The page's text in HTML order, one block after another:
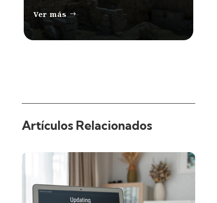
Ver más
Artículos Relacionados